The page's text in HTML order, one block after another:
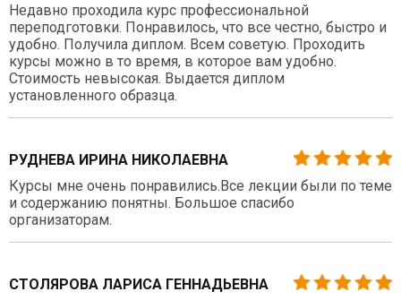
Недавно проходила курс профессиональной
переподготовки. Понравилось, что все честно, быстро и
удобно. Получила диплом. Всем советую. Проходить
курсы можно в то время, в которое вам удобно.
Стоимость невысокая. Выдается диплом
установленного образца.
РУДНЕВА ИРИНА НИКОЛАЕВНА
Курсы мне очень понравились.Все лекции были по теме
и содержанию понятны. Большое спасибо
организаторам.
СТОЛЯРОВА ЛАРИСА ГЕННАДЬЕВНА